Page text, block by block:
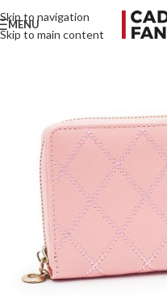
Skip to navigation
Skip to main content
MENU